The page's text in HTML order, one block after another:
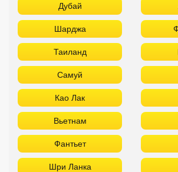
Дубай
Шарджа
Таиланд
Самуй
Као Лак
Вьетнам
Фантьет
Шри Ланка